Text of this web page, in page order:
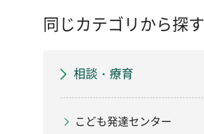
同じカテゴリから探す
相談・療育
こども発達センター